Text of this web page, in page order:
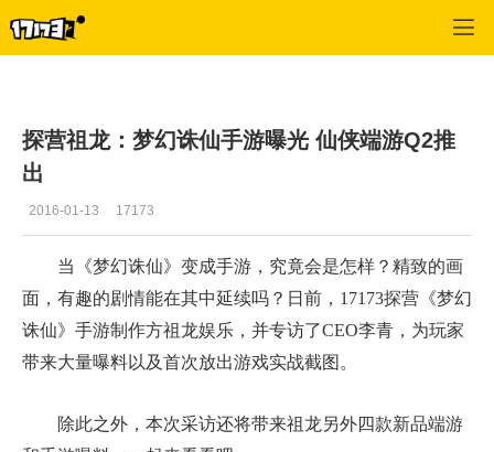
探营祖龙：梦幻诛仙手游曝光 仙侠端游Q2推
出
2016-01-13 17173
当《梦幻诛仙》变成手游，究竟会是怎样？精致的画
面，有趣的剧情能在其中延续吗？日前，17173探营《梦幻
诛仙》手游制作方祖龙娱乐，并专访了CEO李青，为玩家
带来大量曝料以及首次放出游戏实战截图。
除此之外，本次采访还将带来祖龙另外四款新品端游